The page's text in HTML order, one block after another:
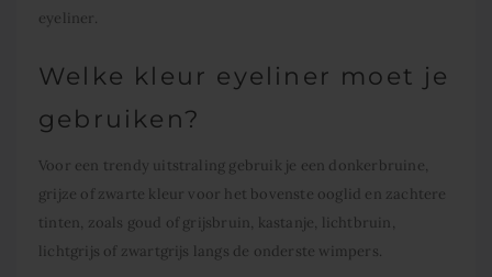
eyeliner.
Welke kleur eyeliner moet je
gebruiken?
Voor een trendy uitstraling gebruik je een donkerbruine,
grijze of zwarte kleur voor het bovenste ooglid en zachtere
tinten, zoals goud of grijsbruin, kastanje, lichtbruin,
lichtgrijs of zwartgrijs langs de onderste wimpers.